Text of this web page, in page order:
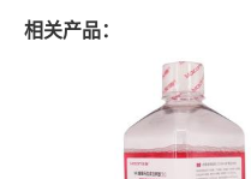
相关产品：